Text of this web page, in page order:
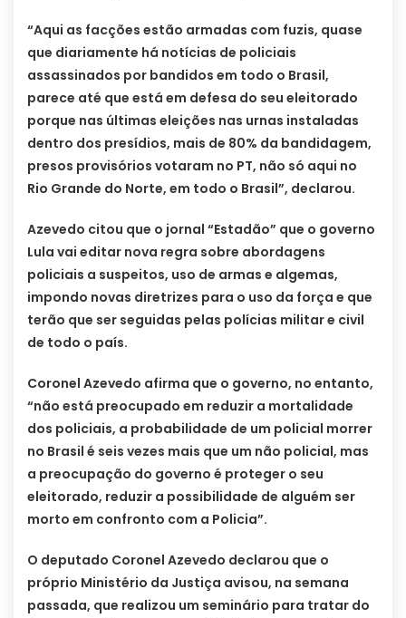
“Aqui as facções estão armadas com fuzis, quase
que diariamente há notícias de policiais
assassinados por bandidos em todo o Brasil,
parece até que está em defesa do seu eleitorado
porque nas últimas eleições nas urnas instaladas
dentro dos presídios, mais de 80% da bandidagem,
presos provisórios votaram no PT, não só aqui no
Rio Grande do Norte, em todo o Brasil”, declarou.
Azevedo citou que o jornal “Estadão” que o governo
Lula vai editar nova regra sobre abordagens
policiais a suspeitos, uso de armas e algemas,
impondo novas diretrizes para o uso da força e que
terão que ser seguidas pelas polícias militar e civil
de todo o país.
Coronel Azevedo afirma que o governo, no entanto,
“não está preocupado em reduzir a mortalidade
dos policiais, a probabilidade de um policial morrer
no Brasil é seis vezes mais que um não policial, mas
a preocupação do governo é proteger o seu
eleitorado, reduzir a possibilidade de alguém ser
morto em confronto com a Policia”.
O deputado Coronel Azevedo declarou que o
próprio Ministério da Justiça avisou, na semana
passada, que realizou um seminário para tratar do